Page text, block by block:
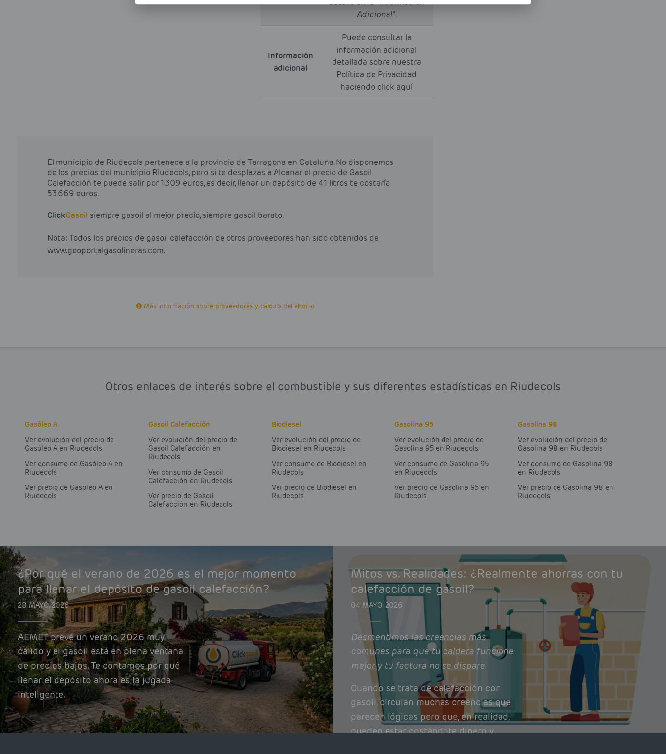
detalle en la “Información
Adicional”.
Información
adicional
Puede consultar la
información adicional
detallada sobre nuestra
Política de Privacidad
haciendo click aquí
El municipio de Riudecols pertenece a la provincia de Tarragona en Cataluña. No disponemos
de los precios del municipio Riudecols, pero si te desplazas a Alcanar el precio de Gasoil
Calefacción te puede salir por 1.309 euros, es decir, llenar un depósito de 41 litros te costaría
53.669 euros.
ClickGasoil siempre gasoil al mejor precio, siempre gasoil barato.
Nota: Todos los precios de gasoil calefacción de otros proveedores han sido obtenidos de
www.geoportalgasolineras.com.
Más información sobre proveedores y cálculo del ahorro
Otros enlaces de interés sobre el combustible y sus diferentes estadísticas en Riudecols
Gasóleo A
Ver evolución del precio de
Gasóleo A en Riudecols
Ver consumo de Gasóleo A en
Riudecols
Ver precio de Gasóleo A en
Riudecols
Gasoil Calefacción
Ver evolución del precio de
Gasoil Calefacción en
Riudecols
Ver consumo de Gasoil
Calefacción en Riudecols
Ver precio de Gasoil
Calefacción en Riudecols
Biodiesel
Ver evolución del precio de
Biodiesel en Riudecols
Ver consumo de Biodiesel en
Riudecols
Ver precio de Biodiesel en
Riudecols
Gasolina 95
Ver evolución del precio de
Gasolina 95 en Riudecols
Ver consumo de Gasolina 95
en Riudecols
Ver precio de Gasolina 95 en
Riudecols
Gasolina 98
Ver evolución del precio de
Gasolina 98 en Riudecols
Ver consumo de Gasolina 98
en Riudecols
Ver precio de Gasolina 98 en
Riudecols
¿Por qué el verano de 2026 es el mejor momento
para llenar el depósito de gasoil calefacción?
28 MAYO, 2026
AEMET prevé un verano 2026 muy
cálido y el gasoil está en plena ventana
de precios bajos. Te contamos por qué
llenar el depósito ahora es la jugada
inteligente.
Mitos vs. Realidades: ¿Realmente ahorras con tu
calefacción de gasoil?
04 MAYO, 2026
Desmentimos las creencias más
comunes para que tu caldera funcione
mejor y tu factura no se dispare.
Cuando se trata de calefacción con
gasoil, circulan muchas creencias que
parecen lógicas pero que, en realidad,
pueden estar costándote dinero y